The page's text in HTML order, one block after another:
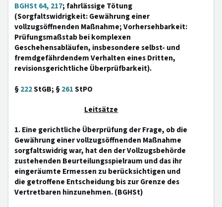
BGHSt 64, 217; fahrlässige Tötung
(Sorgfaltswidrigkeit: Gewährung einer
vollzugsöffnenden Maßnahme; Vorhersehbarkeit:
Prüfungsmaßstab bei komplexen
Geschehensabläufen, insbesondere selbst- und
fremdgefährdendem Verhalten eines Dritten,
revisionsgerichtliche Überprüfbarkeit).
§222StGB; §261StPO
Leitsätze
1. Eine gerichtliche Überprüfung der Frage, ob die
Gewährung einer vollzugsöffnenden Maßnahme
sorgfaltswidrig war, hat den der Vollzugsbehörde
zustehenden Beurteilungsspielraum und das ihr
eingeräumte Ermessen zu berücksichtigen und
die getroffene Entscheidung bis zur Grenze des
Vertretbaren hinzunehmen. (BGHSt)